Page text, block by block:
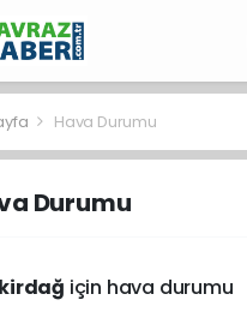
Hava Durumu
Durumu
için hava durumu